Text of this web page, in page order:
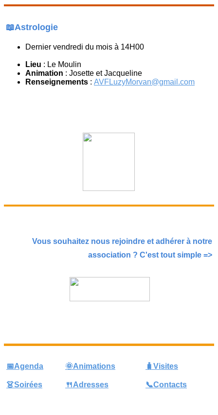
📖Astrologie
Dernier vendredi du mois à 14H00
Lieu : Le Moulin
Animation : Josette et Jacqueline
Renseignements : AVFLuzyMorvan@gmail.com
Vous souhaitez nous rejoindre et adhérer à notre
association ? C'est tout simple =>
📅Agenda 🌞Animations 🧳Visites
👗Soirées 🍴Adresses 📞Contacts